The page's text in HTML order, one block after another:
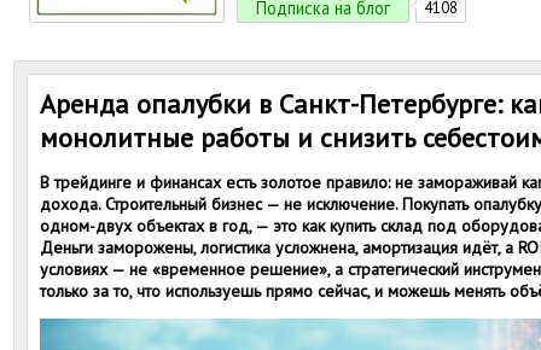
Подписка на блог 4108
Аренда опалубки в Санкт-Петербурге:
монолитные работы и снизить
В трейдинге и финансах есть золотое правило: не замораживай
дохода. Строительный бизнес — не исключение. Покупать
одном-двух объектах в год, — это как купить склад под
Деньги заморожены, логистика усложнена, амортизация идёт, а
условиях — не «временное решение», а стратегический
только за то, что используешь прямо сейчас, и можешь менять